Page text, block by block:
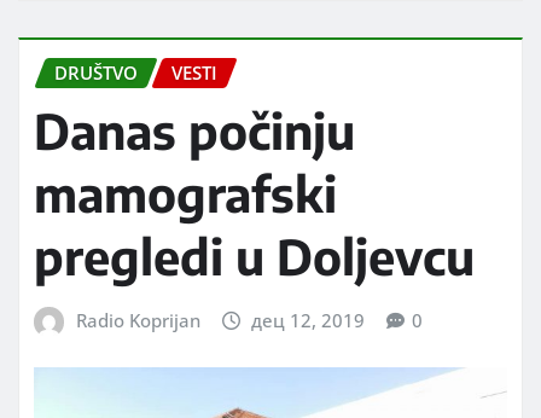
DRUŠTVO VESTI
Danas počinju
mamografski
pregledi u Doljevcu
Radio Koprijan дец 12, 2019 0